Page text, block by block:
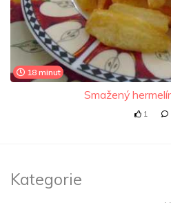
18 minut
Smažený
1
Kategorie